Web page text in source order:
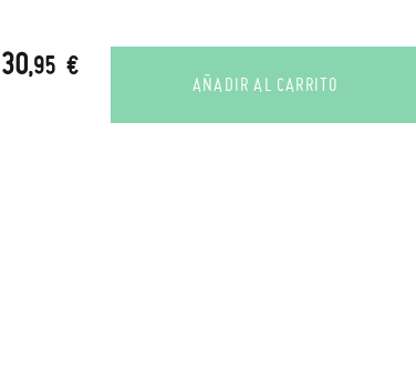
30,95 €
AÑADIR AL CARRITO